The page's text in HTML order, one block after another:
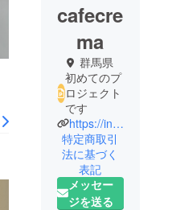
cafecre
ma
群馬県
初めてのプ
ロジェクト
です
https://instagram.com/cafe_crema_isesaki?igshid=NTc4MTIwNjQ2YQ==
特定商取引
法に基づく
表記
メッセー
ジを送る